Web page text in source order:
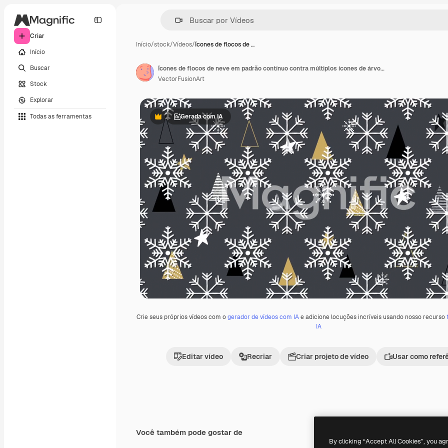
Criar
Início
Buscar
Stock
Explorar
Todas as ferramentas
Início/stock/Vídeos/Ícones de flocos de …
PremiumGerada com IA
Crie seus próprios vídeos com ogerador de vídeos com IAe adicione locuções incríveis usando nosso recurso
IA
Editar vídeo Recriar Criar projeto de vídeo Usar como
Ícones de flocos de neve em padrão contínuo contra múltiplos ícones de árvores de Natal em fundo cinza
VectorFusionArt
Você também pode gostar de
By clicking “Accept All Cookies”, you